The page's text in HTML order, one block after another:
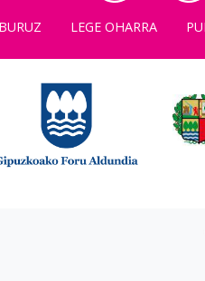
LEGE OHARRA